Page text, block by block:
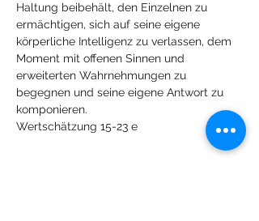
Haltung beibehält, den Einzelnen zu
ermächtigen, sich auf seine eigene
körperliche Intelligenz zu verlassen, dem
Moment mit offenen Sinnen und
erweiterten Wahrnehmungen zu
begegnen und seine eigene Antwort zu
komponieren.
Wertschätzung 15-23 e